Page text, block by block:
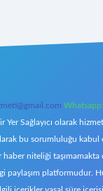
Sağlayıcı olarak
bu sorumluluğu
niteliği
platformudur.